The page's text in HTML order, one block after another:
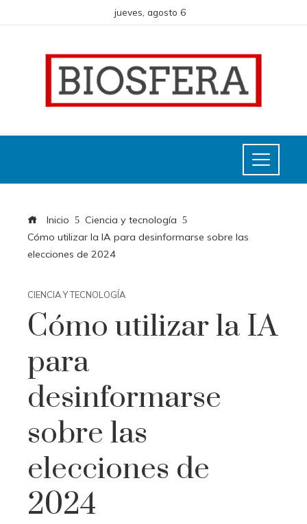
jueves, agosto 6
Inicio
Ciencia y tecnología
Cómo utilizar la IA para desinformarse sobre las
elecciones de 2024
CIENCIA Y TECNOLOGÍA
Cómo utilizar la IA
para
desinformarse
sobre las
elecciones de
2024